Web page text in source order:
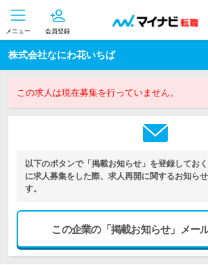
メニュー 会員登録
株式会社なにわ花いちば
この求人は現在募集を行っていません。
以下のボタンで「掲載お知らせ」を登録してお
に求人募集をした際、求人再開に関するお知ら
す。
この企業の「掲載お知らせ」メー